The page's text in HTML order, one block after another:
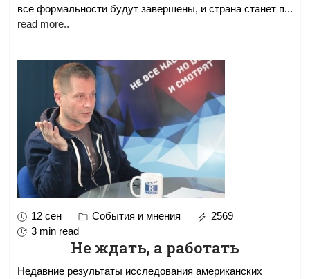
все формальности будут завершены, и страна станет п...
read more..
12 сен События и мнения
2569
3 min read
Не ждать, а работать
Недавние результаты исследования американских